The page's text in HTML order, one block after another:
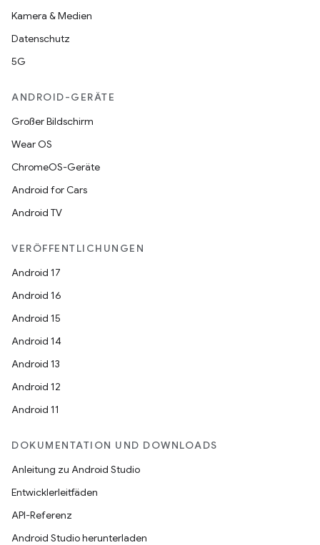
Kamera & Medien
Datenschutz
5G
ANDROID-GERÄTE
Großer Bildschirm
Wear OS
ChromeOS-Geräte
Android for Cars
Android TV
VERÖFFENTLICHUNGEN
Android 17
Android 16
Android 15
Android 14
Android 13
Android 12
Android 11
DOKUMENTATION UND DOWNLOADS
Anleitung zu Android Studio
Entwicklerleitfäden
API-Referenz
Android Studio herunterladen